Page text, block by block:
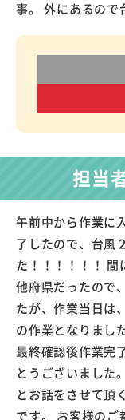
事。 外にあるので
担当
午前中から作業に
了したので、台風
た！！！！！！
他府県だったので
たが、作業当日は
の作業となりまし
最終確認後作業完
とうございました
とお話をさせて頂
です。 お客様のご